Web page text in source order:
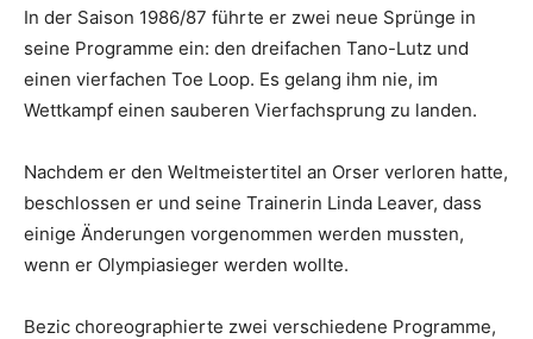
In der Saison 1986/87 führte er zwei neue Sprünge in
seine Programme ein: den dreifachen Tano-Lutz und
einen vierfachen Toe Loop. Es gelang ihm nie, im
Wettkampf einen sauberen Vierfachsprung zu landen.
Nachdem er den Weltmeistertitel an Orser verloren hatte,
beschlossen er und seine Trainerin Linda Leaver, dass
einige Änderungen vorgenommen werden mussten,
wenn er Olympiasieger werden wollte.
Bezic choreographierte zwei verschiedene Programme,